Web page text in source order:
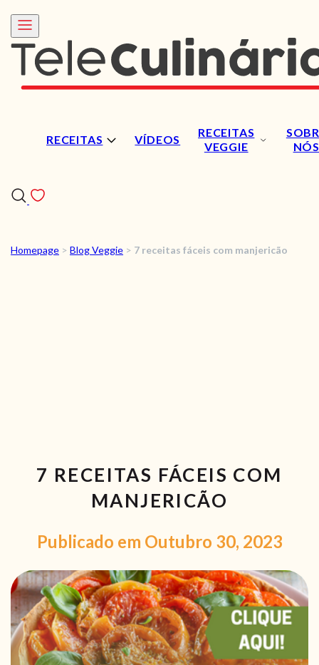
RECEITAS VÍDEOS
RECEITAS
VEGGIE
NÓS
RECEITAS
Homepage > Blog Veggie > 7 receitas fáceis com manjericão
7 RECEITAS FÁCEIS COM
MANJERICÃO
Publicado em Outubro 30, 2023